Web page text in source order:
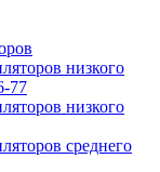
низкого
77
низкого
среднего